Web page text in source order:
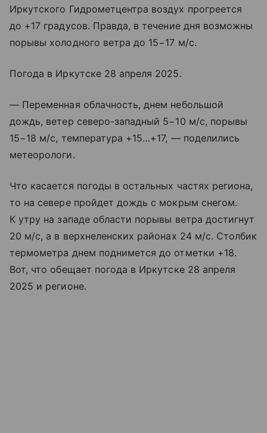
Иркутского Гидрометцентра воздух прогреется
до +17 градусов. Правда, в течение дня возможны
порывы холодного ветра до 15−17 м/с.
Погода в Иркутске 28 апреля 2025.
— Переменная облачность, днем небольшой
дождь, ветер северо-западный 5−10 м/с, порывы
15−18 м/с, температура +15…+17, — поделились
метеорологи.
Что касается погоды в остальных частях региона,
то на севере пройдет дождь с мокрым снегом.
К утру на западе области порывы ветра достигнут
20 м/с, а в верхнеленских районах 24 м/с. Столбик
термометра днем поднимется до отметки +18.
Вот, что обещает погода в Иркутске 28 апреля
2025 и регионе.